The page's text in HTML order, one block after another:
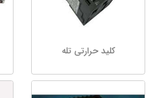
کلید حرارتی تله